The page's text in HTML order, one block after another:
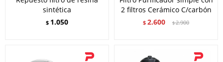
sintética
$ 1.050
2 filtros Cerámico C/carbón
$ 2.600 $2.900